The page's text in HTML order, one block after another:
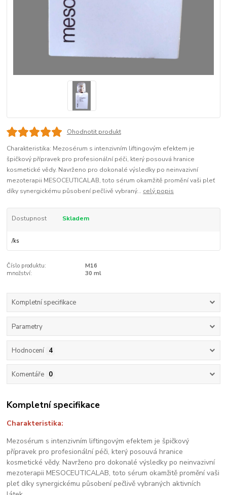
Ohodnotit produkt
Charakteristika: Mezosérum s intenzivním liftingovým efektem je
špičkový přípravek pro profesionální péči, který posouvá hranice
kosmetické vědy. Navrženo pro dokonalé výsledky po neinvazivní
mezoterapii MESOCEUTICALAB, toto sérum okamžitě promění vaši pleť
díky synergickému působení pečlivě vybraný... celý popis
Dostupnost Skladem
/ks
Číslo produktu:
M16
množství:
30 ml
Kompletní specifikace
Parametry
Hodnocení 4
Komentáře 0
Kompletní specifikace
Charakteristika:
Mezosérum s intenzivním liftingovým efektem je špičkový
přípravek pro profesionální péči, který posouvá hranice
kosmetické vědy. Navrženo pro dokonalé výsledky po neinvazivní
mezoterapii MESOCEUTICALAB, toto sérum okamžitě promění vaši
pleť díky synergickému působení pečlivě vybraných aktivních